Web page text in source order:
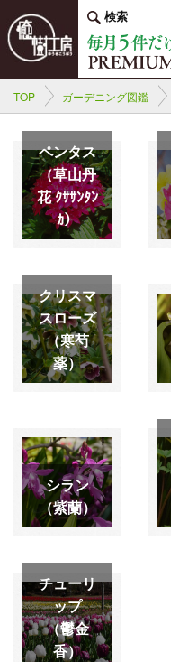
検索
TOP ガーデニング図鑑
ペンタス
（草山丹
花 ｸｻｻﾝﾀﾝ
ｶ）
クリスマ
スローズ
（寒芍
薬）
シラン
（紫蘭）
チューリ
ップ
（鬱金
香）